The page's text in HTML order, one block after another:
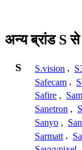
अन्य ब्रांड S
S S.vision ,
Safecam ,
Safire ,
Sanetron ,
Sanyo ,
Sarmatt ,